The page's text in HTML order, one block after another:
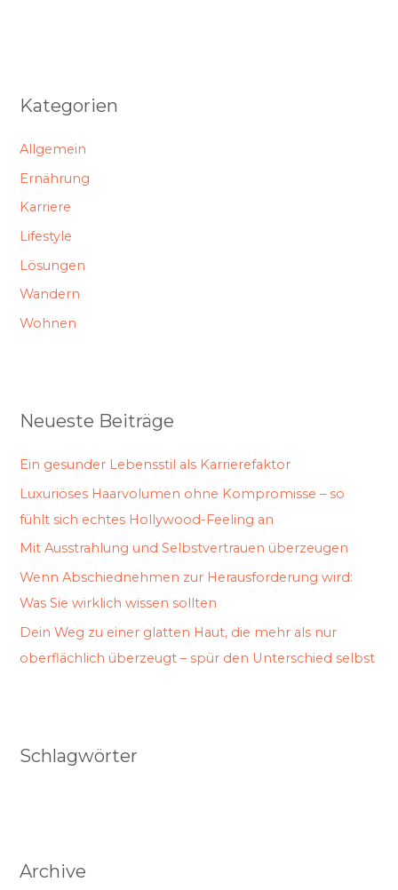
Kategorien
Allgemein
Ernährung
Karriere
Lifestyle
Lösungen
Wandern
Wohnen
Neueste Beiträge
Ein gesunder Lebensstil als Karrierefaktor
Luxuriöses Haarvolumen ohne Kompromisse – so
fühlt sich echtes Hollywood-Feeling an
Mit Ausstrahlung und Selbstvertrauen überzeugen
Wenn Abschiednehmen zur Herausforderung wird:
Was Sie wirklich wissen sollten
Dein Weg zu einer glatten Haut, die mehr als nur
oberflächlich überzeugt – spür den Unterschied selbst
Schlagwörter
Archive